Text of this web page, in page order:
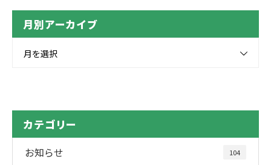
月別アーカイブ
月を選択
カテゴリー
お知らせ 104